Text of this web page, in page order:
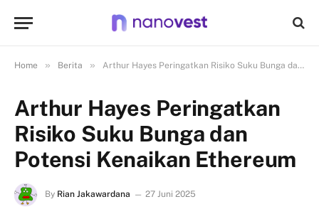
Home » Berita » Arthur Hayes Peringatkan Risiko Suku Bunga dan Potensi Kenaikan Ethereum
Arthur Hayes Peringatkan
Risiko Suku Bunga dan
Potensi Kenaikan Ethereum
By Rian Jakawardana 27 Juni 2025